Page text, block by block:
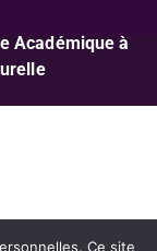
Académique à
Ce site